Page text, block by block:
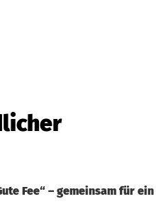
Fee“ – gemeinsam für ein